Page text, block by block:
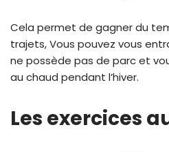
Cela permet de gagner du
trajets, Vous pouvez vous
ne possède pas de parc et
au chaud pendant l’hiver.
Les exercices